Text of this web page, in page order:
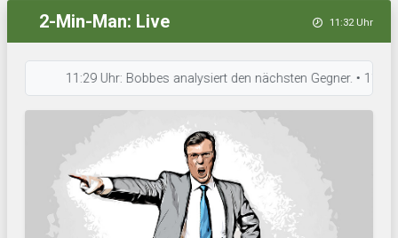
2-Min-Man: Live 11:32 Uhr
11:29 Uhr: Bobbes analysiert den nächsten Gegner. • 11:28